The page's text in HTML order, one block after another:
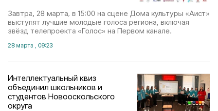
Завтра, 28 марта, в 15:00 на сцене Дома культуры «Аист»
выступят лучшие молодые голоса региона, включая
звёзд телепроекта «Голос» на Первом канале.
28 марта , 09:23
Интеллектуальный квиз
объединил школьников и
студентов Новооскольского
округа